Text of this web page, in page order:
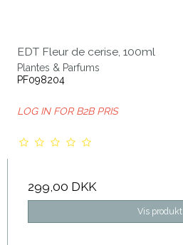
EDT Fleur de cerise, 100ml
Plantes & Parfums
PF098204
LOG IN FOR B2B PRIS
299,00 DKK
Vis produkt